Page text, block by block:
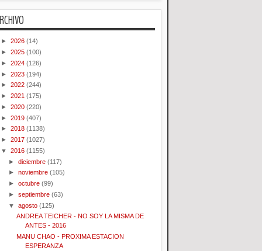
► 2026 (14)
► 2025 (100)
► 2024 (126)
► 2023 (194)
► 2022 (244)
► 2021 (175)
► 2020 (220)
► 2019 (407)
► 2018 (1138)
► 2017 (1027)
▼ 2016 (1155)
►diciembre (117)
►noviembre (105)
►octubre (99)
►septiembre (63)
▼agosto (125)
ANDREA TEICHER - NO SOY LA MISMA DE
ANTES - 2016
MANU CHAO - PROXIMA ESTACION
ESPERANZA